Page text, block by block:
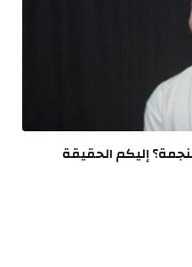
إليكم الحقيقة